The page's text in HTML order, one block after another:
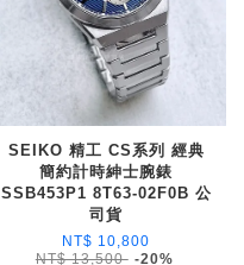
SEIKO 精工 CS系列 經典
簡約計時紳士腕錶
SSB453P1 8T63-02F0B 公
司貨
NT$ 10,800
NT$ 13,500 -20%